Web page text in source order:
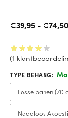
€39,95 -€74,50
(1
TYPE BEHANG:
Losse banen (70
Naadloos